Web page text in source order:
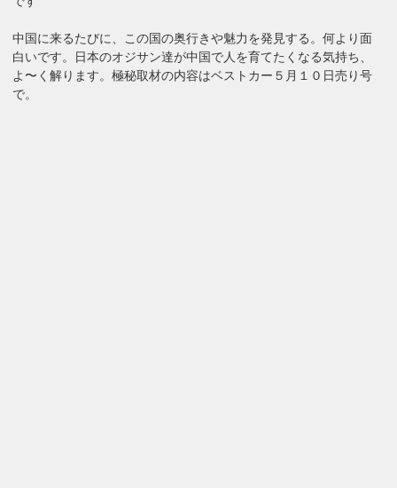
中国に来るたびに、この国の奥行きや魅力を発見する。何より面
白いです。日本のオジサン達が中国で人を育てたくなる気持ち、
よ〜く解ります。極秘取材の内容はベストカー５月１０日売り号
で。